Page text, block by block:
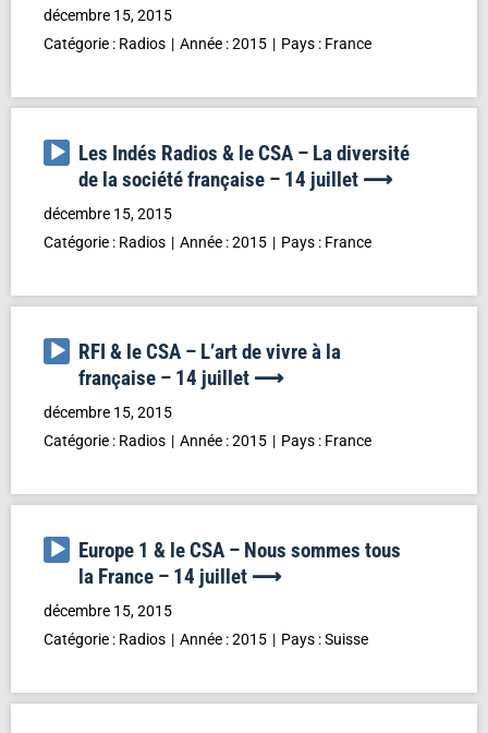
décembre 15, 2015
Catégorie : Radios Année :2015 Pays : France
Lecteur
audio
Les Indés Radios & le CSA – La diversité
de la société française – 14 juillet ⟶
décembre 15, 2015
Catégorie : Radios Année :2015 Pays : France
Lecteur
audio
RFI & le CSA – L’art de vivre à la
française – 14 juillet ⟶
décembre 15, 2015
Catégorie : Radios Année :2015 Pays : France
Lecteur
audio
Europe 1 & le CSA – Nous sommes tous
la France – 14 juillet ⟶
décembre 15, 2015
Catégorie : Radios Année :2015 Pays :Suisse